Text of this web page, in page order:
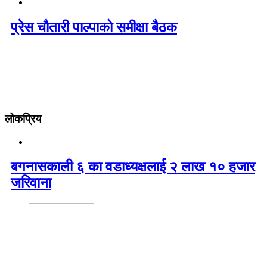
प्रेस चौतारी पाल्पाको समीक्षा बैठक
लोकप्रिय
बगनासकाली ६ का वडाध्यक्षलाई २ लाख १० हजार
जरिवाना